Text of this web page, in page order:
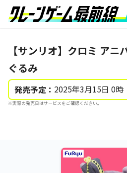
【サンリオ】クロミ アニ
ぐるみ
発売予定： 2025年3月15日 0時
※実際の発売日はサービスをご確認ください。